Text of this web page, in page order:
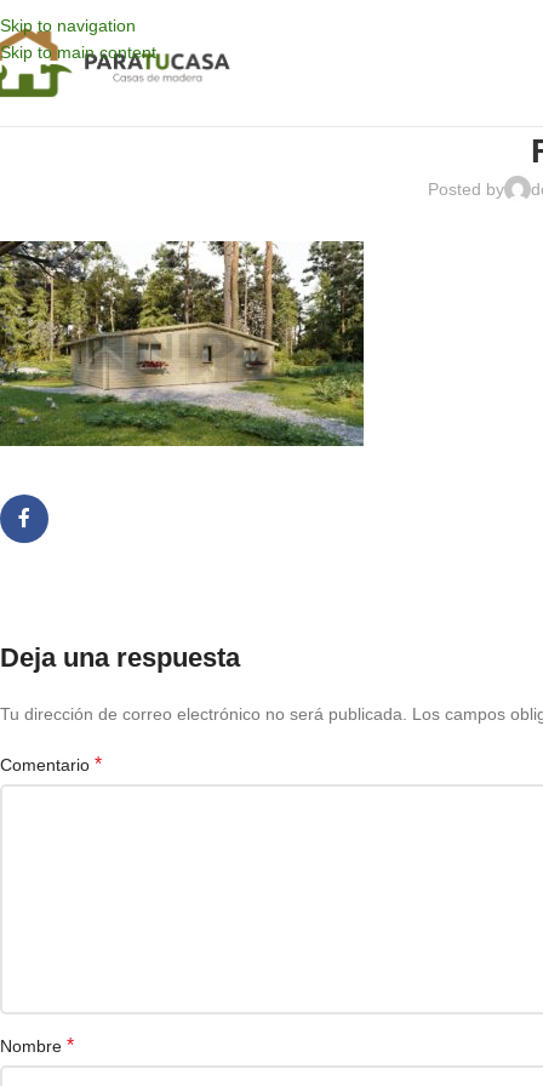
Skip to navigation
Skip to main content
Posted by
Deja una respuesta
Tu dirección de correo electrónico no será publicada. Los campos
Comentario *
Nombre *